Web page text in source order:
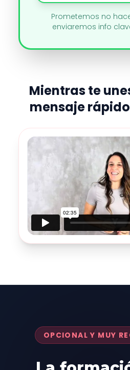
Prometemos no
enviaremos info
Mientras te
mensaje rápido
OPCIONAL Y MUY